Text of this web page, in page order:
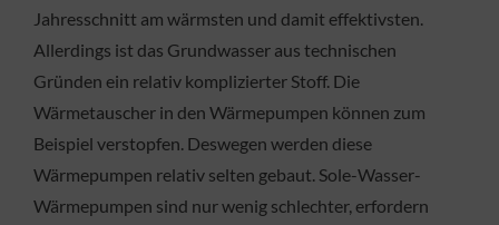
Jahresschnitt am wärmsten und damit effektivsten.
Allerdings ist das Grundwasser aus technischen
Gründen ein relativ komplizierter Stoff. Die
Wärmetauscher in den Wärmepumpen können zum
Beispiel verstopfen. Deswegen werden diese
Wärmepumpen relativ selten gebaut. Sole-Wasser-
Wärmepumpen sind nur wenig schlechter, erfordern